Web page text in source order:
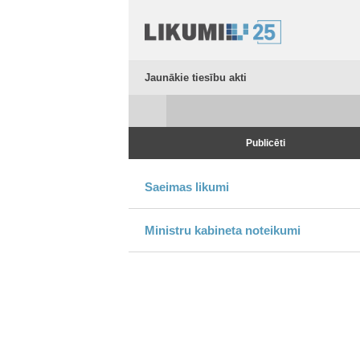
Jaunākie tiesību akti
Publicēti
Saeimas likumi
Ministru kabineta noteikumi